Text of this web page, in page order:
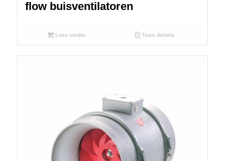
flow buisventilatoren
Lees verder Toon details